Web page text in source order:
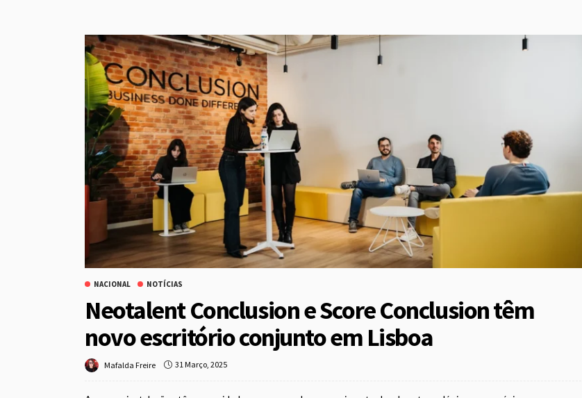
NACIONAL NOTÍCIAS
Neotalent Conclusion e Score Conclusion têm
novo escritório conjunto em Lisboa
Mafalda Freire 31 Março, 2025